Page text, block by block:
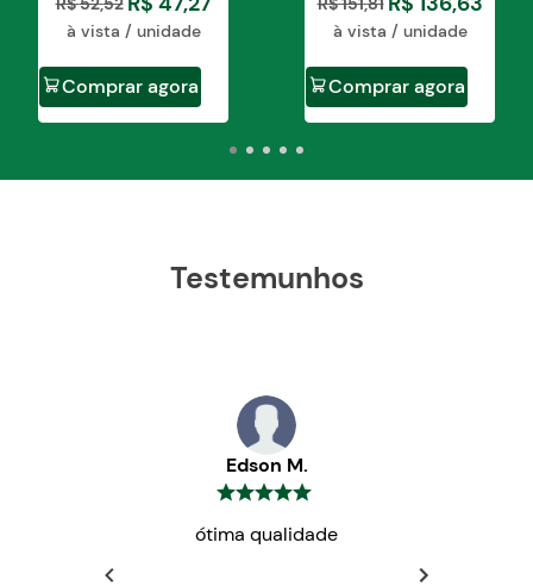
à vista / unidade
Comprar agora
à vista / unidade
Comprar agora
Testemunhos
Edson M.
ótima qualidade